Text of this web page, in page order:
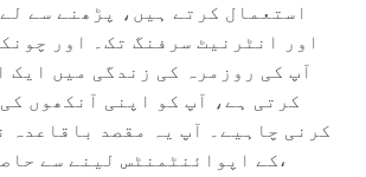
استعمال کرتے ہیں، پڑھنے سے
اور انٹرنیٹ سرفنگ تک۔ اور
آپ کی روزمرہ کی زندگی میں ایک
کرتی ہے، آپ کو اپنی آنکھوں
کرنی چاہیے۔ آپ یہ مقصد باقاعدہ
کے اپوائنٹمنٹس لینے سے